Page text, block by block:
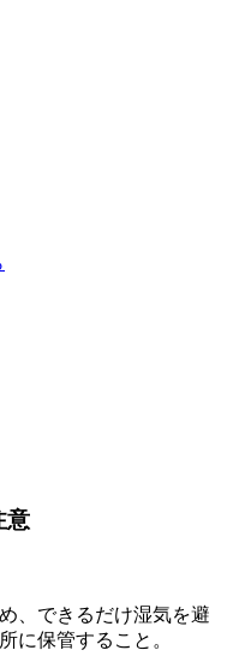
意
、できるだけ湿気を避
に保管すること。